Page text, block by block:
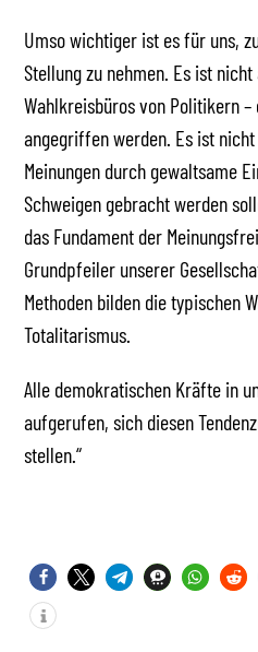
Umso wichtiger ist es für uns,
Stellung zu nehmen. Es ist
Wahlkreisbüros von Politikern
angegriffen werden. Es ist
Meinungen durch gewaltsame
Schweigen gebracht werden
das Fundament der
Grundpfeiler unserer
Methoden bilden die typischen
Totalitarismus.
Alle demokratischen Kräfte in
aufgerufen, sich diesen
stellen.“